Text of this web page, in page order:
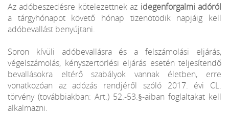
Az adóbeszedésre kötelezettnek az idegenforgalmi adóról
a tárgyhónapot követő hónap tizenötödik napjáig kell
adóbevallást benyújtani.
Soron kívüli adóbevallásra és a felszámolási eljárás,
végelszámolás, kényszertörlési eljárás esetén teljesítendő
bevallásokra eltérő szabályok vannak életben, erre
vonatkozóan az adózás rendjéről szóló 2017. évi CL.
törvény (továbbiakban: Art.) 52.-53.§-aiban foglaltakat kell
alkalmazni.